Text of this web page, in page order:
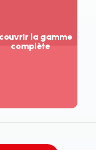
la gamme
complète